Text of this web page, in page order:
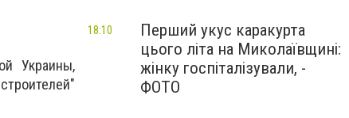
Украины,
Перший укус каракурта
цього літа на Миколаївщині:
жінку госпіталізували, -
ФОТО
18:10